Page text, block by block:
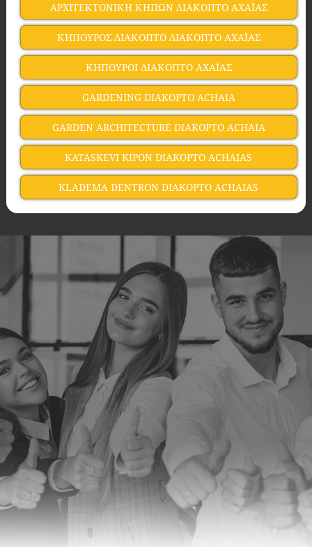
ΑΡΧΙΤΕΚΤΟΝΙΚΗ ΚΗΠΩΝ ΔΙΑΚΟΠΤΟ ΑΧΑΪΑΣ
ΚΗΠΟΥΡΟΣ ΔΙΑΚΟΠΤΟ ΔΙΑΚΟΠΤΟ ΑΧΑΪΑΣ
ΚΗΠΟΥΡΟΙ ΔΙΑΚΟΠΤΟ ΑΧΑΪΑΣ
GARDENING DIAKOPTO ACHAIA
GARDEN ARCHITECTURE DIAKOPTO ACHAIA
KATASKEVI KIPON DIAKOPTO ACHAIAS
KLADEMA DENTRON DIAKOPTO ACHAIAS